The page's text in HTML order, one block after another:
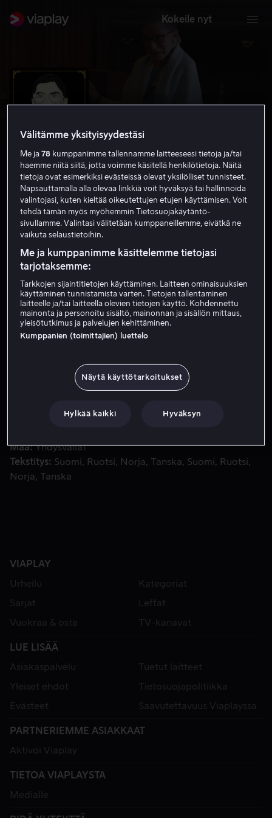
Kokeile nyt
RBG
7.6 Dokumentit
HD
Vuokraa 3,99 €
Ruth Bader Ginsburg, korkeimman oikeuden tuomari ja
Ruth Bader Ginsburg, korkeimman oikeuden tuomari ja
julkkikseksi. Silti hän on taistellut koko uransa ajan
naisten oikeuksien ja tasa-arvon puolesta.
Betsy West
Julie Cohen
Maa Yhdysvallat
Tekstitys
Suomi Ruotsi Norja Tanska Suomi
Ruotsi
Norja
Tanska
VIAPLAY
Urheilu
Kategoriat
Sarjat
Leffat
Vuokraa & osta
TV-kanavat
LUE LISÄÄ
Asiakaspalvelu
Tuetut laitteet
Yleiset ehdot
Tietosuojapolitiikka
Evästeet
Saavutettavuus Viaplayssa
PARTNERIEMME ASIAKKAAT
Aktivoi Viaplay
TIETOA VIAPLAYSTA
Medialle
Välitämme yksityisyydestäsi
Me ja78 kumppanimme tallennamme laitteeseesi tietoja ja/tai
haemme niitä siitä, jotta voimme käsitellä henkilötietoja. Näitä
tietoja ovat esimerkiksi evästeissä olevat yksilölliset tunnisteet.
Napsauttamalla alla olevaa linkkiä voit hyväksyä tai hallinnoida
valintojasi, kuten kieltää oikeutettujen etujen käyttämisen. Voit
tehdä tämän myös myöhemmin Tietosuojakäytäntö-
sivullamme. Valintasi välitetään kumppaneillemme, eivätkä ne
vaikuta selaustietoihin.
Me ja kumppanimme käsittelemme tietojasi
tarjotaksemme:
Tarkkojen sijaintitietojen käyttäminen. Laitteen ominaisuuksien
käyttäminen tunnistamista varten. Tietojen tallentaminen
laitteelle ja/tai laitteella olevien tietojen käyttö. Kohdennettu
mainonta ja personoitu sisältö, mainonnan ja sisällön mittaus,
yleisötutkimus ja palvelujen kehittäminen.
Kumppanien (toimittajien) luettelo
Näytä käyttötarkoitukset
Hylkää kaikki Hyväksyn